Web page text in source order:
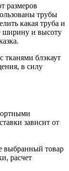
размеров
трубы
какая труба и
ширину и высоту
блэкаут
в силу
зависит от
выбранный товар
расчет